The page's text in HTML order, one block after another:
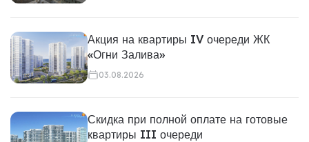
Акция на квартиры IV очереди ЖК
«Огни Залива»
03.08.2026
Скидка при полной оплате на готовые
квартиры III очереди